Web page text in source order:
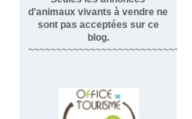
d'animaux vivants à vendre ne
sont pas acceptées sur ce
blog.
~~~~~~~~~~~~~~~~~~~~~~~~~~~~~~